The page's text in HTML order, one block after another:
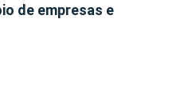
de empresas e